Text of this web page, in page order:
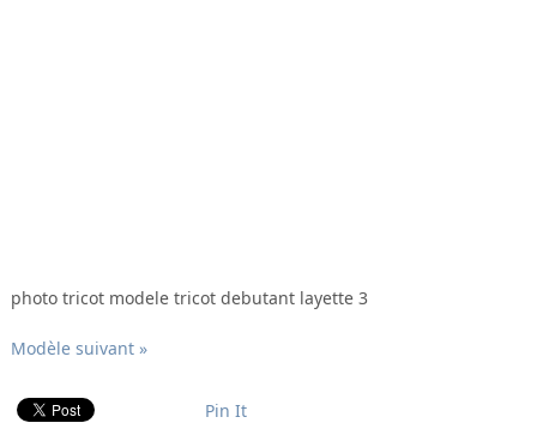
photo tricot modele tricot debutant layette 3
Modèle suivant »
Pin It